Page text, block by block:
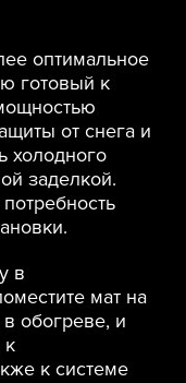
оптимальное
готовый к
от снега и
холодного
заделкой.
в
мат на
обогреве, и
к
к системе